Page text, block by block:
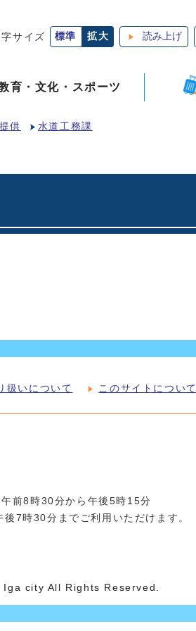
サイズ 標準 拡大 読み上げ
育・文化・スポーツ
供 水道工務課
扱いについて このサイトについて
前8時30分から午後5時15分
7時30分までご利用いただけます。
city All Rights Reserved.